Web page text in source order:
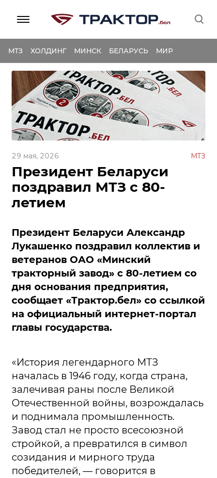
МТЗ ХОЛДИНГ МИНСК БЕЛАРУСЬ МИР
Президент Беларуси
поздравил МТЗ с 80-
летием
29 мая, 2026 МТЗ
Президент Беларуси Александр
Лукашенко поздравил коллектив и
ветеранов ОАО «Минский
тракторный завод» с 80-летием со
дня основания предприятия,
сообщает «Трактор.бел» со ссылкой
на официальный интернет-портал
главы государства.
«История легендарного МТЗ
началась в 1946 году, когда страна,
залечивая раны после Великой
Отечественной войны, возрождалась
и поднимала промышленность.
Завод стал не просто всесоюзной
стройкой, а превратился в символ
созидания и мирного труда
победителей, — говорится в